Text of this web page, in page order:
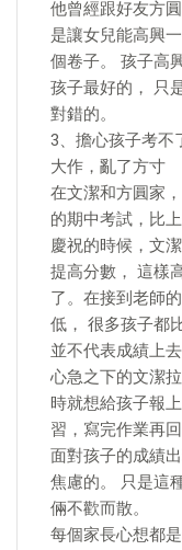
他曾經跟好友方
是讓女兒能高興
個卷子。 孩子高
孩子最好的， 只
對錯的。
3、擔心孩子考不
大作，亂了方寸
在文潔和方圓家
的期中考試，比
慶祝的時候，文
提高分數， 這樣
了。在接到老師
低， 很多孩子都
並不代表成績上去
心急之下的文潔
時就想給孩子報
習，寫完作業再回
面對孩子的成績
焦慮的。 只是這
倆不歡而散。
每個家長心想都